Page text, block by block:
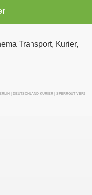
Transport, Kurier,
| DEUTSCHLAND KURIER | SPERRGUT